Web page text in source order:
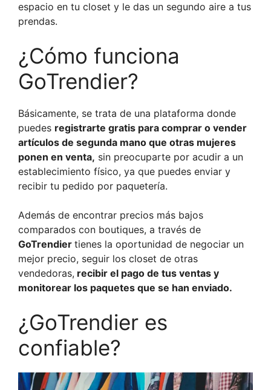
espacio en tu closet y le das un segundo aire a tus
prendas.
¿Cómo funciona
GoTrendier?
Básicamente, se trata de una plataforma donde
puedes registrarte gratis para comprar o vender
artículos de segunda mano que otras mujeres
ponen en venta, sin preocuparte por acudir a un
establecimiento físico, ya que puedes enviar y
recibir tu pedido por paquetería.
Además de encontrar precios más bajos
comparados con boutiques, a través de
GoTrendier tienes la oportunidad de negociar un
mejor precio, seguir los closet de otras
vendedoras, recibir el pago de tus ventas y
monitorear los paquetes que se han enviado.
¿GoTrendier es
confiable?